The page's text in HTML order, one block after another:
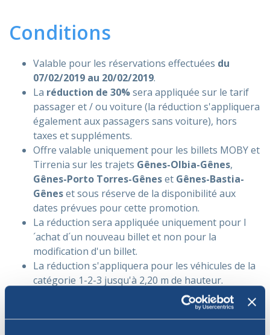
Conditions
Valable pour les réservations effectuées du
07/02/2019 au 20/02/2019.
La réduction de 30%sera appliquée sur le tarif
passager et / ou voiture (la réduction s'appliquera
également aux passagers sans voiture), hors
taxes et suppléments.
Offre valable uniquement pour les billets MOBY et
Tirrenia sur les trajets Gênes-Olbia-Gênes,
Gênes-Porto Torres-Gêneset Gênes-Bastia-
Gêneset sous réserve de la disponibilité aux
dates prévues pour cette promotion.
La réduction sera appliquée uniquement pour l
´achat d´un nouveau billet et non pour la
modification d'un billet.
La réduction s'appliquera pour les véhicules de la
catégorie 1-2-3 jusqu'à 2,20 m de hauteur.
La promotion n'est pas rétroactive.
La réduction peut être combinée avec toutes les
offres spéciales de MOBY, Tirrenia, mais pas avec